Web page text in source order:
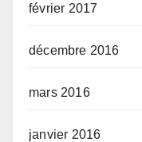
février 2017
décembre 2016
mars 2016
janvier 2016